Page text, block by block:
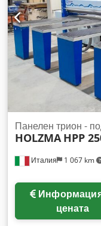
Италия 1 067 km
Панелен трион -
HOLZMA HPP
Информация за
цената